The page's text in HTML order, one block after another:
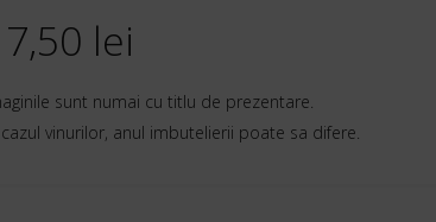
lei
sunt numai cu titlu de prezentare.
vinurilor, anul imbutelierii poate sa difere.